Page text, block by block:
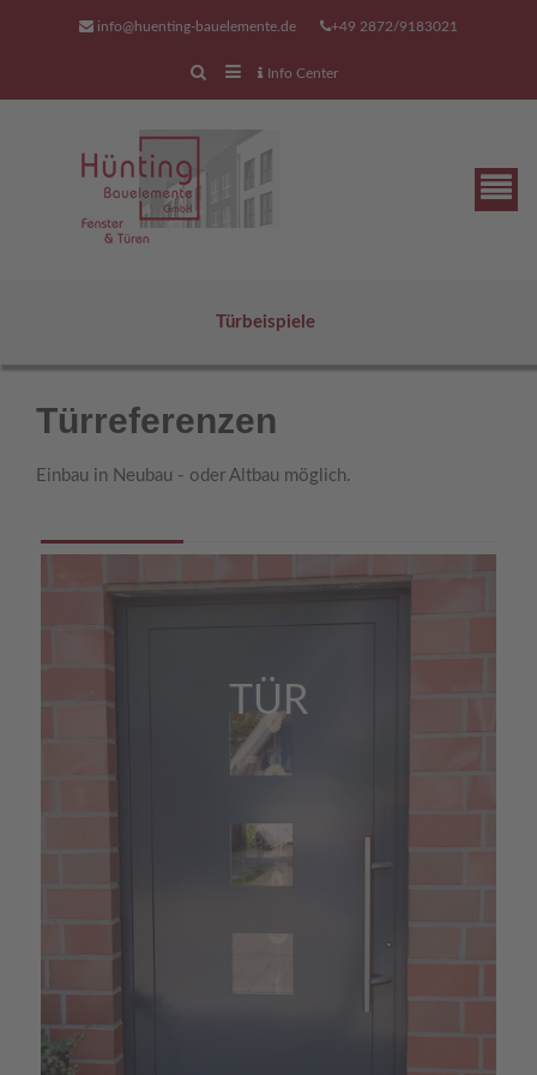
info@huenting-bauelemente.de +49 2872/9183021
Info Center
Türbeispiele
Türreferenzen
Einbau in Neubau - oder Altbau möglich.
TÜR
unser Serviceangebot
Wir sind auch für Sie auch da,
wenn Sie mit Ihrer Tür,